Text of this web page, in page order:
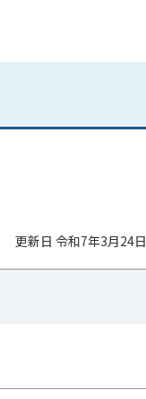
更新日 令和7年3月24日